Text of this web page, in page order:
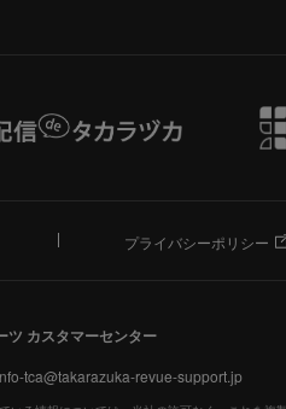
プライバシーポリシー
ツ カスタマーセンター
tca@takarazuka-revue-support.jp